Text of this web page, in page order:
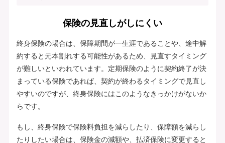
保険の見直しがしにくい
終身保険の場合は、保障期間が一生涯であることや、途中解
約すると元本割れする可能性があるため、見直すタイミング
が難しいといわれています。定期保険のように契約終了が決
まっている保険であれば、契約が終わるタイミングで見直し
やすいのですが、終身保険にはこのようなきっかけがないか
らです。
もし、終身保険で保険料負担を減らしたり、保障額を減らし
たりしたい場合は、保険金の減額や、払済保険に変更すると